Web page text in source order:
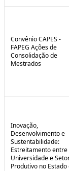
Convênio CAPES -
FAPEG Ações de
Consolidação de
Mestrados
Inovação,
Desenvolvimento e
Sustentabilidade:
Estreitamento entre
Universidade e
Produtivo no Estado